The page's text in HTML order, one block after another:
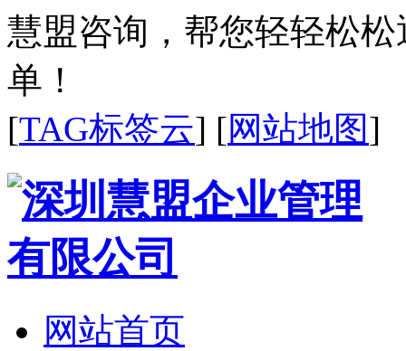
慧盟咨询，帮您轻轻松
单！
[TAG标签云] [网站地图]
网站首页